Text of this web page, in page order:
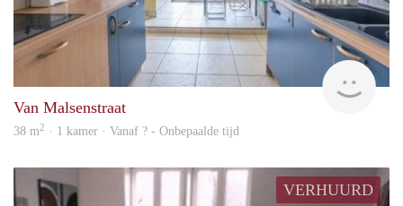
Van Malsenstraat
38 m2 · 1 kamer · Vanaf ? - Onbepaalde tijd
VERHUURD